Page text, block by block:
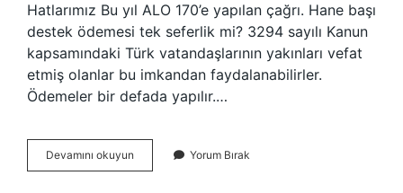
Hatlarımız Bu yıl ALO 170’e yapılan çağrı. Hane başı
destek ödemesi tek seferlik mi? 3294 sayılı Kanun
kapsamındaki Türk vatandaşlarının yakınları vefat
etmiş olanlar bu imkandan faydalanabilirler.
Ödemeler bir defada yapılır.…
Devamını okuyun
10
Yorum Bırak